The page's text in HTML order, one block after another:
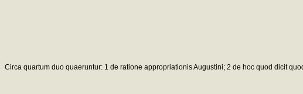
Circa quartum duo quaeruntur: 1 de ratione appropriationis Augustini; 2 de hoc quod dicit